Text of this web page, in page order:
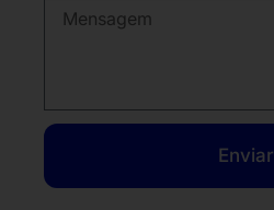
Enviar